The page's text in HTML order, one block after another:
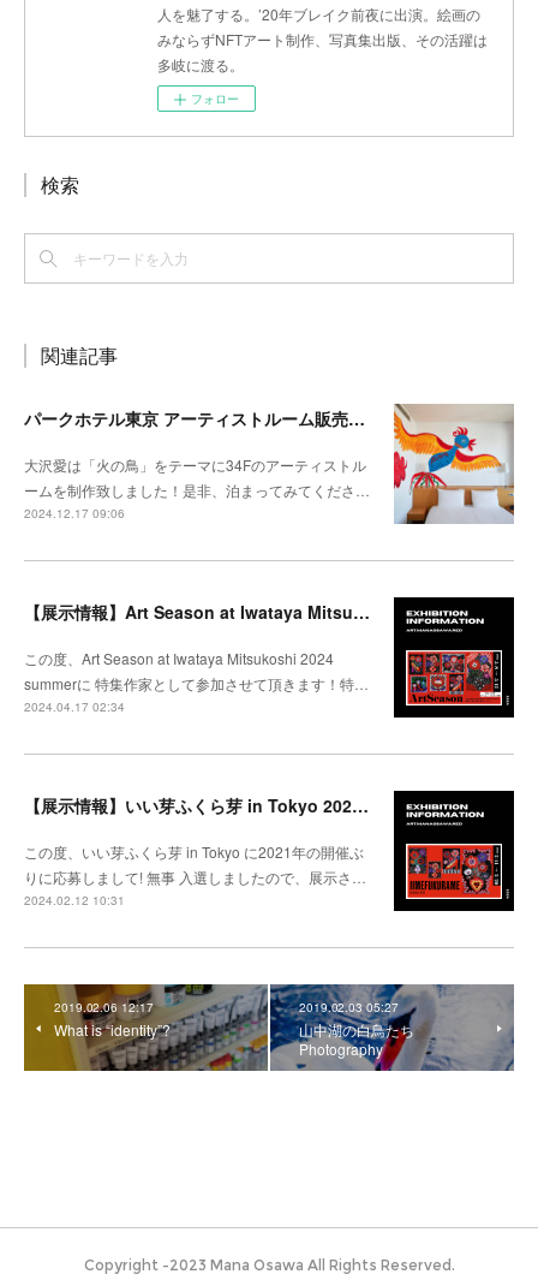
人を魅了する。’20年ブレイク前夜に出演。絵画の
みならずNFTアート制作、写真集出版、その活躍は
多岐に渡る。
フォロー
検索
関連記事
パークホテル東京 アーティストルーム販売開始
大沢愛は「火の鳥」をテーマに34Fのアーティストル
ームを制作致しました！是非、泊まってみてくださ…
2024.12.17 09:06
【展示情報】Art Season at Iwataya Mitsukoshi 2024 summer 特集 大沢愛
この度、Art Season at Iwataya Mitsukoshi 2024
summerに 特集作家として参加させて頂きます！特…
2024.04.17 02:34
【展示情報】いい芽ふくら芽 in Tokyo 2024 @松坂屋上野
この度、いい芽ふくら芽 in Tokyo に2021年の開催ぶ
りに応募しまして! 無事 入選しましたので、展示さ…
2024.02.12 10:31
2019.02.06 12:17
What is “identity”?
2019.02.03 05:27
山中湖の白鳥たち
Photography
Copyright -2023 Mana Osawa All Rights Reserved.